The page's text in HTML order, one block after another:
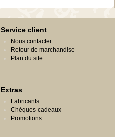
Service client
Nous contacter
Retour de marchandise
Plan du site
Extras
Fabricants
Chèques-cadeaux
Promotions